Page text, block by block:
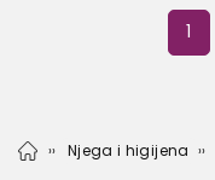
1
Njega i higijena